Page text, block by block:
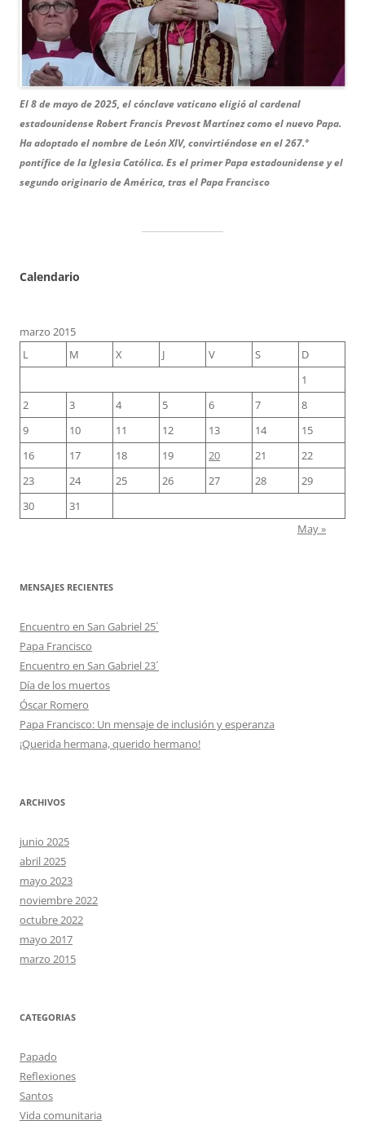
El 8 de mayo de 2025, el cónclave vaticano eligió al cardenal
estadounidense Robert Francis Prevost Martínez como el nuevo Papa.
Ha adoptado el nombre de León XIV, convirtiéndose en el 267.º
pontífice de la Iglesia Católica. Es el primer Papa estadounidense y el
segundo originario de América, tras el Papa Francisco
Calendario
marzo 2015
L
M X J V S
D
1
2
3 4 5 6 7
8
9
10 11 12 13 14
15
16
17 18 19 20 21
22
23
24 25 26 27 28
29
30
31
May »
MENSAJES RECIENTES
Encuentro en San Gabriel 25´
Papa Francisco
Encuentro en San Gabriel 23´
Día de los muertos
Óscar Romero
Papa Francisco: Un mensaje de inclusión y esperanza
¡Querida hermana, querido hermano!
ARCHIVOS
junio 2025
abril 2025
mayo 2023
noviembre 2022
octubre 2022
mayo 2017
marzo 2015
CATEGORIAS
Papado
Reflexiones
Santos
Vida comunitaria